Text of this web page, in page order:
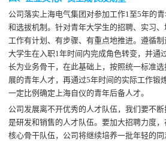
公司落实上海电气集团对参加工作1至5年的
和选拔机制。针对青年大学生的招聘、实习
工作有计划、有步骤、有重点地推进。遵循
大学生在入职1年时间内完成角色转变，并通
长为业务骨干，在此基础上，按照统一标准
展的青年人才，再通过5年时间的实际工作锻
一定比例确定上海自仪的青年后备人才。
公司发展离不开优秀的人才队伍，我们要不
是研发和销售的人才队伍。要加大招聘力度
核心骨干队伍，公司将继续培养一批年轻的